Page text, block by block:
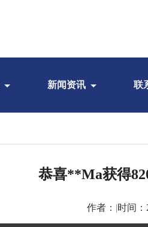
新闻资讯 联
恭喜**Ma获得
作者： |时间：